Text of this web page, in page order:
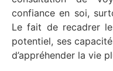
confiance en soi,
Le fait de recadrer
potentiel, ses
d’appréhender la vie